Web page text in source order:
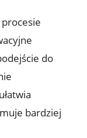
do
bardziej